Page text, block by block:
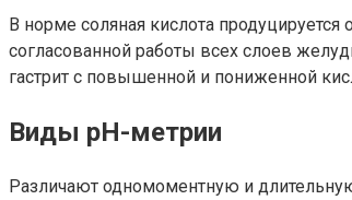
В норме соляная кислота
согласованной работы всех слоев
гастрит с повышенной и пониженной
Виды рН-метрии
Различают одномоментную и